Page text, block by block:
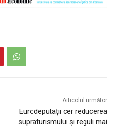
Articolul următor
Eurodeputații cer reducerea
supraturismului și reguli mai